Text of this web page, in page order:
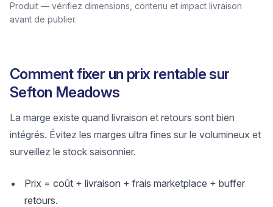
Produit — vérifiez dimensions, contenu et impact livraison
avant de publier.
Comment fixer un prix rentable sur
Sefton Meadows
La marge existe quand livraison et retours sont bien
intégrés. Évitez les marges ultra fines sur le volumineux et
surveillez le stock saisonnier.
Prix = coût + livraison + frais marketplace + buffer
retours.